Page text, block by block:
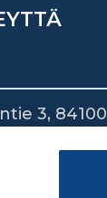
3, 84100